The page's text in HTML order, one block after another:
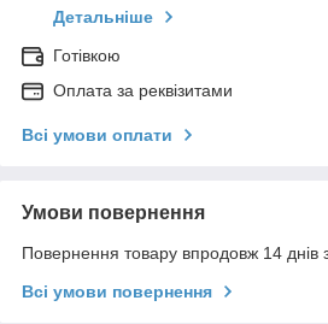
Детальніше
Готівкою
Оплата за реквізитами
Всі умови оплати
Умови повернення
Повернення товару впродовж 14 днів
Всі умови повернення